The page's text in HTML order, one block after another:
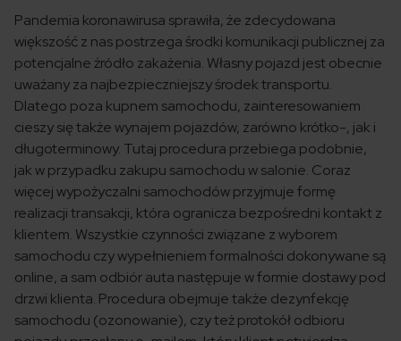
Pandemia koronawirusa sprawiła, że zdecydowana
większość z nas postrzega środki komunikacji publicznej za
potencjalne źródło zakażenia. Własny pojazd jest obecnie
uważany za najbezpieczniejszy środek transportu.
Dlatego poza kupnem samochodu, zainteresowaniem
cieszy się także wynajem pojazdów, zarówno krótko-, jak i
długoterminowy. Tutaj procedura przebiega podobnie,
jak w przypadku zakupu samochodu w salonie. Coraz
więcej wypożyczalni samochodów przyjmuje formę
realizacji transakcji, która ogranicza bezpośredni kontakt z
klientem. Wszystkie czynności związane z wyborem
samochodu czy wypełnieniem formalności dokonywane są
online, a sam odbiór auta następuje w formie dostawy pod
drzwi klienta. Procedura obejmuje także dezynfekcję
samochodu (ozonowanie), czy też protokół odbioru